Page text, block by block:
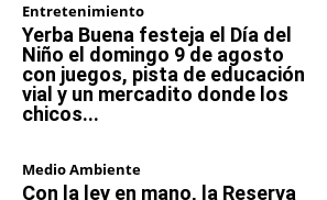
Entretenimiento
Yerba Buena festeja el Día del
Niño el domingo 9 de agosto
con juegos, pista de educación
vial y un mercadito donde los
chicos...
Medio Ambiente
Con la ley en mano, la Reserva